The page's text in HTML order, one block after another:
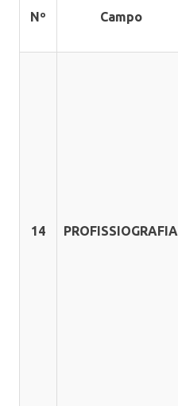
Nº Campo
14 PROFISSIOGRAFIA